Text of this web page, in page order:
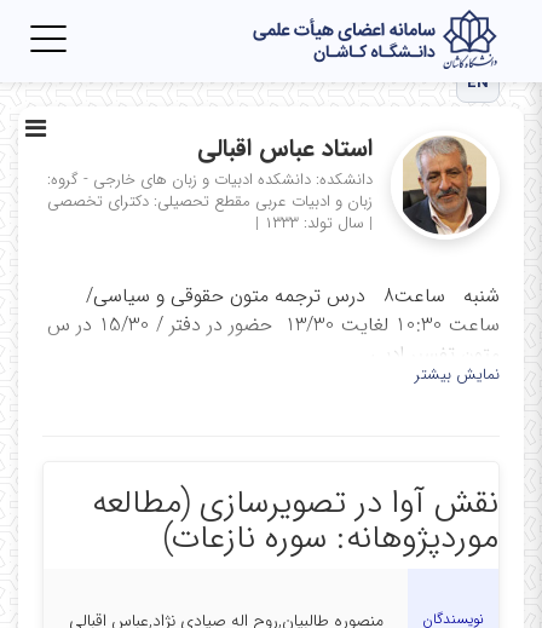
EN
استاد عباس اقبالی
دانشکده: دانشکده ادبیات و زبان های خارجی - گروه:
زبان و ادبیات عربی مقطع تحصیلی: دکترای تخصصی
| سال تولد: ۱۳۳۳ |
شنبه ساعت8 درس ترجمه متون حقوقی و سیاسی/
ساعت 10:30 لغایت 13/30 حضور در دفتر / 15/30 در س
متون تفسیر ادبی
حضور در دفتر / جلسات شورای گروه
سه شنبه ساعت 14:00 درس قرائت قرآن و ترجمه و حضور
در دفتر
نمایش بیشتر
نقش آوا در تصویرسازی (مطالعه
موردپژوهانه: سوره نازعات)
نویسندگان منصوره طالبیان,روح اله صیادی نژاد,عباس اقبالی